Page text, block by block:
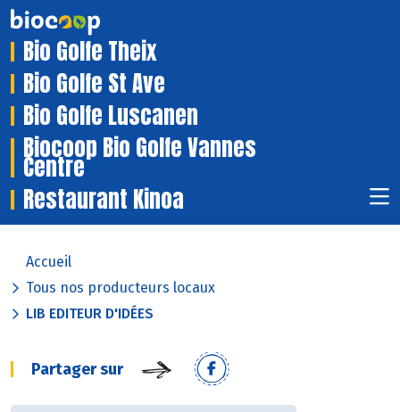
Bio Golfe Theix
Bio Golfe St Ave
Bio Golfe Luscanen
Biocoop Bio Golfe Vannes
Centre
Restaurant Kinoa
Accueil
Tous nos producteurs locaux
LIB EDITEUR D'IDÉES
Partager sur